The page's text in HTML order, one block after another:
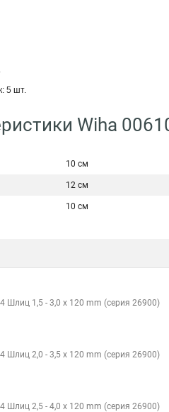
5 шт.
Wiha
10 см
12 см
10 см
Шлиц 1,5 - 3,0 x 120 mm (серия 26900)
Шлиц 2,0 - 3,5 x 120 mm (серия 26900)
Шлиц 2,5 - 4,0 x 120 mm (серия 26900)